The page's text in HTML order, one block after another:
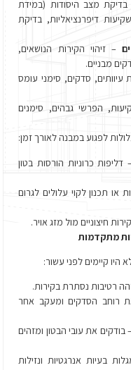
מצב היסודות (במידת
דיפרנציאליות, בדיקת
– זיהוי הקירות הנושאים,
מבניים.
סדקים, סימני עומס
הפרשי גבהים, סימנים
לפגוע במבנה לאורך זמן:
דליפות כרוניות הורסות בטון
או תכנון לקוי עלולים לגרום
חיצוניים מול מזג אויר.
מתקדמות
קיימים לפני עשור:
רטיבות נסתרת בקירות.
רוחב הסדקים ומעקב אחר
בודקים את עובי הבטון ומזהים
בעיות אנרגטיות ונזילות